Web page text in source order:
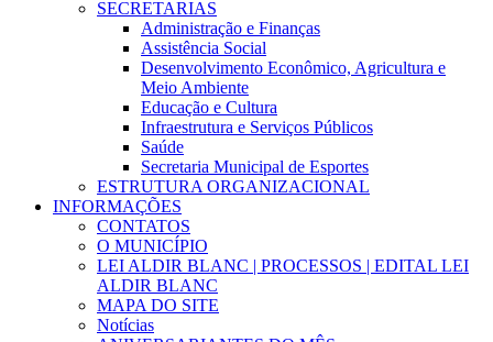
SECRETARIAS
Administração e Finanças
Assistência Social
Desenvolvimento Econômico, Agricultura e
Meio Ambiente
Educação e Cultura
Infraestrutura e Serviços Públicos
Saúde
Secretaria Municipal de Esportes
ESTRUTURA ORGANIZACIONAL
INFORMAÇÕES
CONTATOS
O MUNICÍPIO
LEI ALDIR BLANC | PROCESSOS | EDITAL LEI
ALDIR BLANC
MAPA DO SITE
Notícias